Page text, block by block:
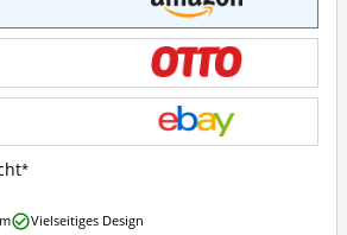
Vielseitiges Design